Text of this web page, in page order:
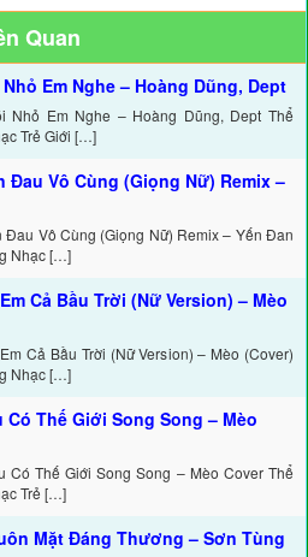
Quan
Em Nghe – Hoàng Dũng, Dept
Nhỏ Em Nghe – Hoàng Dũng, Dept Thể
Trẻ Giới […]
Đau Vô Cùng (Giọng Nữ) Remix –
Vô Cùng (Giọng Nữ) Remix – Yến Đan
Nhạc […]
Cả Bầu Trời (Nữ Version) – Mèo
Cả Bầu Trời (Nữ Version) – Mèo (Cover)
Nhạc […]
Có Thế Giới Song Song – Mèo
Có Thế Giới Song Song – Mèo Cover Thể
Trẻ […]
Mặt Đáng Thương – Sơn Tùng